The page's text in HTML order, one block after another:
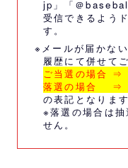
jp」「＠
受信できるよう
す。
※メールが届かな
履歴にて併せて
ご当選の場合 ⇒
落選の場合 ⇒
の表記となります
※落選の場合は
せん。